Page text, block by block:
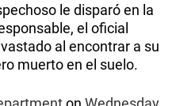
le disparó en la
el oficial
al encontrar a su
muerto en el suelo.